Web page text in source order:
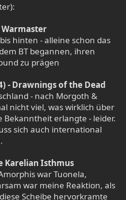
hinten - alleine schon das
BT begannen, ihren
zu prägen
- Drawnings of the Dead
- nach Morgoth &
nicht viel, was wirklich über
Bekanntheit erlangte - leider.
sich auch international
Karelian Isthmus
war Tuonela,
war meine Reaktion, als
Scheibe hervorkramte